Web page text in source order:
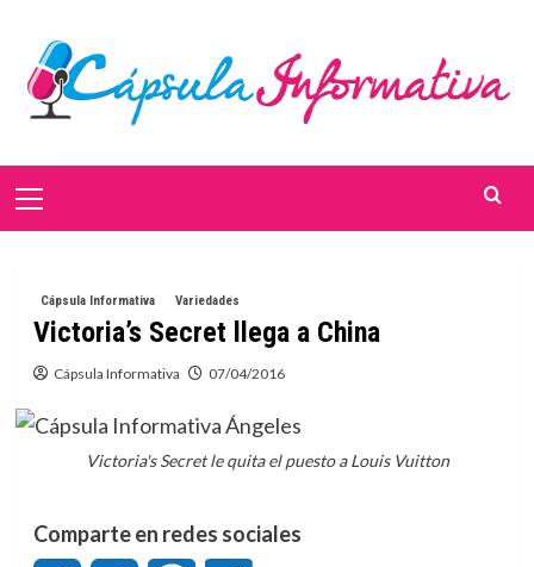
contenido
Menú
Cápsula Informativa Variedades
Victoria’s Secret llega a China
Cápsula Informativa 07/04/2016
Victoria's Secret le quita el puesto a Louis Vuitton
Comparte en redes sociales